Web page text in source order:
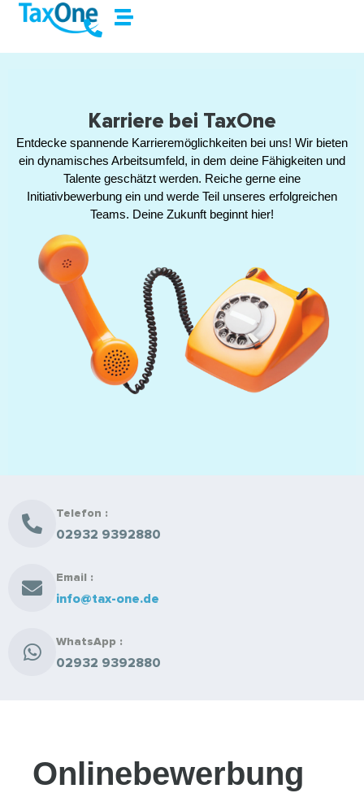
Karriere bei TaxOne
Entdecke spannende Karrieremöglichkeiten bei uns! Wir bieten
ein dynamisches Arbeitsumfeld, in dem deine Fähigkeiten und
Talente geschätzt werden. Reiche gerne eine
Initiativbewerbung ein und werde Teil unseres erfolgreichen
Teams. Deine Zukunft beginnt hier!
Telefon :
02932 9392880
Email :
info@tax-one.de
WhatsApp :
02932 9392880
Onlinebewerbung